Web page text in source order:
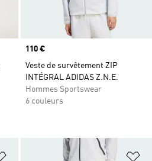
Prix
110 €
Veste de survêtement ZIP
INTÉGRAL ADIDAS Z.N.E.
Hommes Sportswear
6 couleurs
Ajouter à la Liste de produits